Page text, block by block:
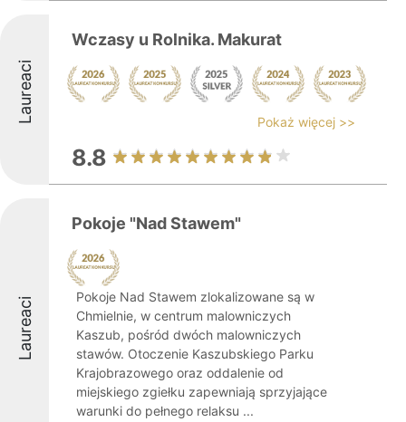
Laureaci
Wczasy u Rolnika. Makurat
Pokaż więcej >>
8.8
Laureaci
Pokoje "Nad Stawem"
Pokoje Nad Stawem zlokalizowane są w
Chmielnie, w centrum malowniczych
Kaszub, pośród dwóch malowniczych
stawów. Otoczenie Kaszubskiego Parku
Krajobrazowego oraz oddalenie od
miejskiego zgiełku zapewniają sprzyjające
warunki do pełnego relaksu ...